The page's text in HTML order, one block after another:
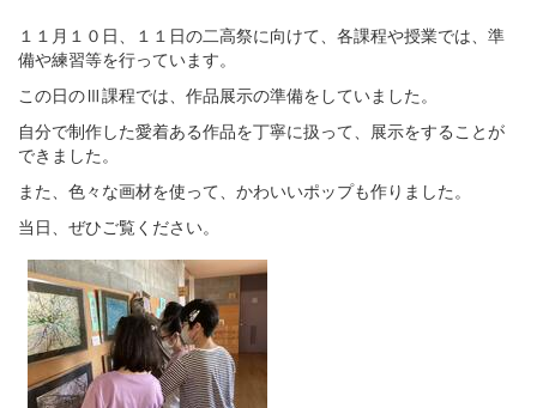
１１月１０日、１１日の二高祭に向けて、各課程や授業では、準
備や練習等を行っています。
この日のⅢ課程では、作品展示の準備をしていました。
自分で制作した愛着ある作品を丁寧に扱って、展示をすることが
できました。
また、色々な画材を使って、かわいいポップも作りました。
当日、ぜひご覧ください。